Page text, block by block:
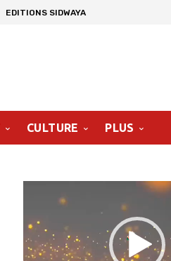
EDITIONS SIDWAYA
CULTURE PLUS